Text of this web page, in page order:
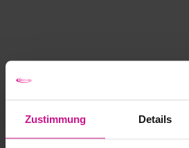
Zustimmung Details